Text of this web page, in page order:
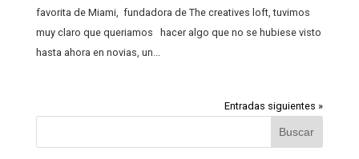
favorita de Miami, fundadora de The creatives loft, tuvimos
muy claro que queriamos hacer algo que no se hubiese visto
hasta ahora en novias, un...
Entradas siguientes »